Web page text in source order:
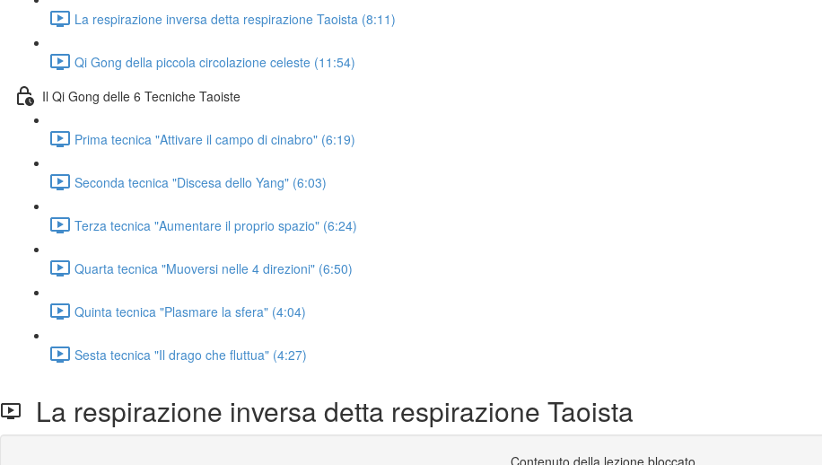
La respirazione inversa detta respirazione Taoista (8:11)
Qi Gong della piccola circolazione celeste (11:54)
Il Qi Gong delle 6 Tecniche Taoiste
Prima tecnica "Attivare il campo di cinabro" (6:19)
Seconda tecnica "Discesa dello Yang" (6:03)
Terza tecnica "Aumentare il proprio spazio" (6:24)
Quarta tecnica "Muoversi nelle 4 direzioni" (6:50)
Quinta tecnica "Plasmare la sfera" (4:04)
Sesta tecnica "Il drago che fluttua" (4:27)
La respirazione inversa detta respirazione Taoista
Contenuto della lezione bloccato